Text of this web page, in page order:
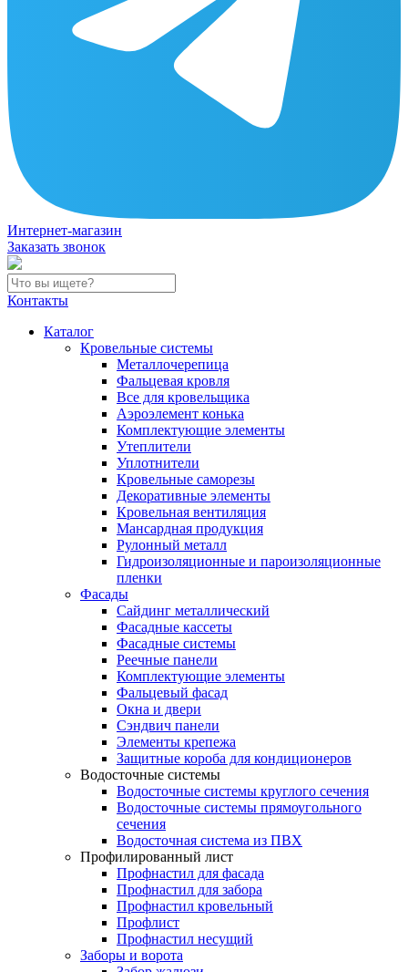
Интернет-магазин
Заказать звонок
Контакты
Каталог
Кровельные системы
Металлочерепица
Фальцевая кровля
Все для кровельщика
Аэроэлемент конька
Комплектующие элементы
Утеплители
Уплотнители
Кровельные саморезы
Декоративные элементы
Кровельная вентиляция
Мансардная продукция
Рулонный металл
Гидроизоляционные и пароизоляционные
пленки
Фасады
Сайдинг металлический
Фасадные кассеты
Фасадные системы
Реечные панели
Комплектующие элементы
Фальцевый фасад
Окна и двери
Сэндвич панели
Элементы крепежа
Защитные короба для кондиционеров
Водосточные системы
Водосточные системы круглого сечения
Водосточные системы прямоугольного
сечения
Водосточная система из ПВХ
Профилированный лист
Профнастил для фасада
Профнастил для забора
Профнастил кровельный
Профлист
Профнастил несущий
Заборы и ворота